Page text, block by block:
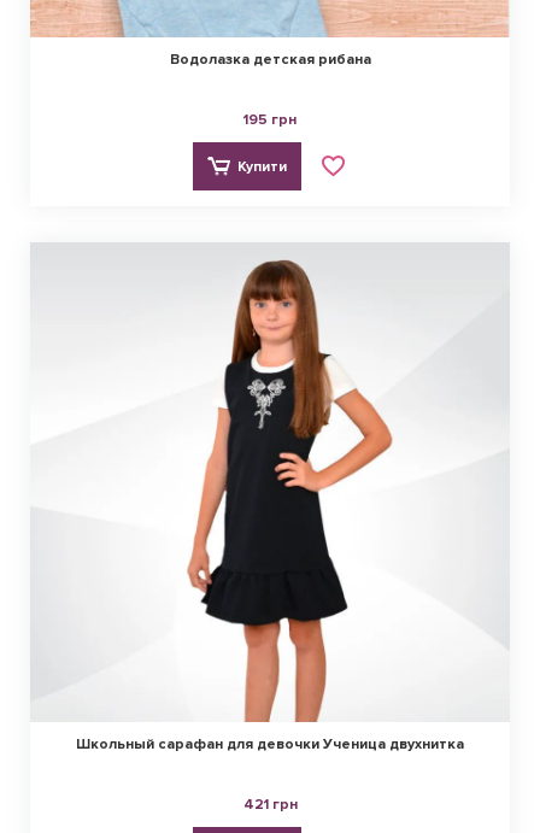
Водолазка детская рибана
195 грн
Купити
Школьный сарафан для девочки Ученица двухнитка
421 грн